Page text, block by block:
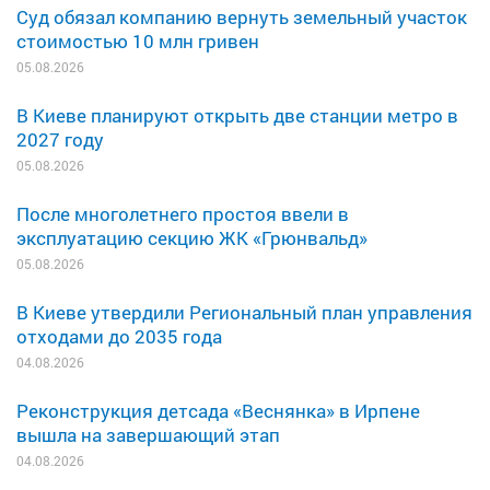
Суд обязал компанию вернуть земельный участок
стоимостью 10 млн гривен
05.08.2026
В Киеве планируют открыть две станции метро в
2027 году
05.08.2026
После многолетнего простоя ввели в
эксплуатацию секцию ЖК «Грюнвальд»
05.08.2026
В Киеве утвердили Региональный план управления
отходами до 2035 года
04.08.2026
Реконструкция детсада «Веснянка» в Ирпене
вышла на завершающий этап
04.08.2026